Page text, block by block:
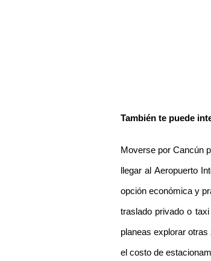
También te puede
Moverse por Cancún
llegar al Aeropuerto
opción económica y
traslado privado o
planeas explorar
el costo de